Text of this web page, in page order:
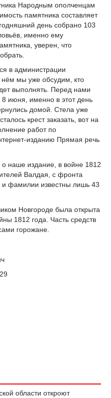
Народным ополченцам
памятника составляет
день собрано 103
именно ему
уверен, что
в администрации
мы уже обсудим, кто
выполнять. Перед нами
8 июня, именно в этот день
домой. Стела уже
крест заказать, вот на
работ по
изданию Прямая речь
наше издание, в войне 1812
Валдая, с фронта
и фамилии известны лишь 43
Новгороде была открыта
1812 года. Часть средств
горожане.
области откроют